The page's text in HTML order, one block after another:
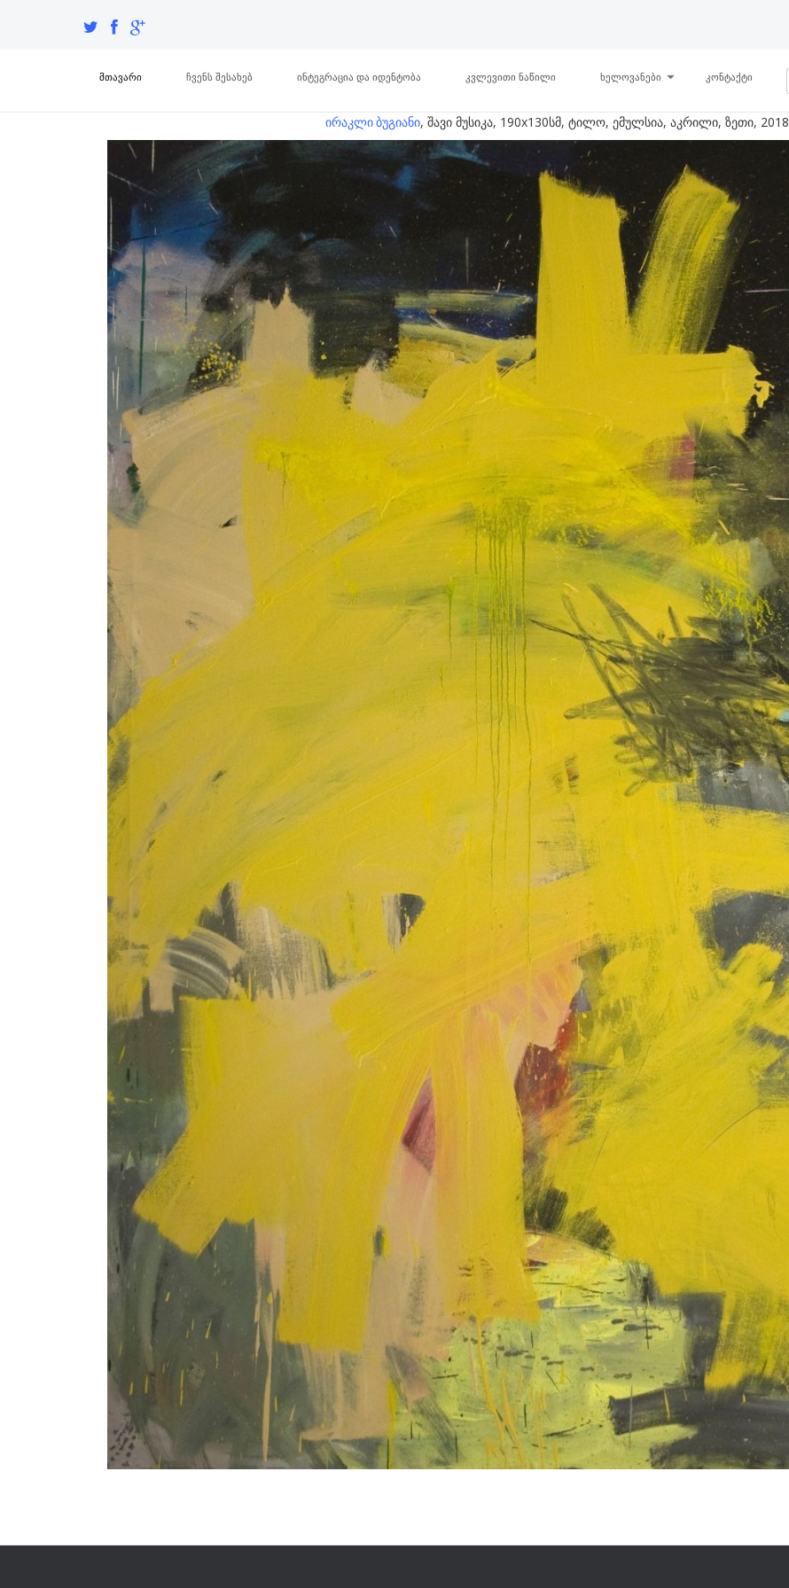
მთავარი ჩვენს შესახებ ინტეგრაცია და იდენტობა კვლევითი ნაწილი ხელოვანები კონტაქტი
ირაკლი ბუგიანი, შავი მუსიკა, 190x130სმ, ტილო, ემულსია, აკრილი, ზეთი, 2018